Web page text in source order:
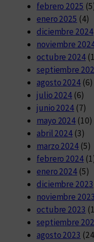
febrero 2025
enero 2025 (4)
diciembre 2024
noviembre
octubre 2024
septiembre
agosto 2024(6)
julio 2024 (6)
junio 2024 (7)
mayo 2024 (10)
abril 2024 (3)
marzo 2024 (5)
febrero 2024
enero 2024 (5)
diciembre 2023
noviembre 2023
octubre 2023
septiembre
agosto 2023